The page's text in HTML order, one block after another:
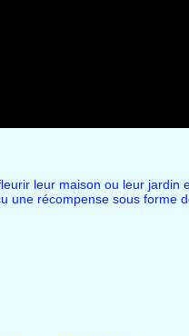
leur maison ou leur jardin
une récompense sous forme